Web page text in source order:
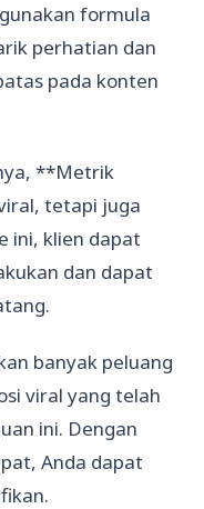
formula
perhatian dan
pada konten
**Metrik
tetapi juga
ini, klien dapat
dan dapat
banyak peluang
viral yang telah
ini. Dengan
Anda dapat